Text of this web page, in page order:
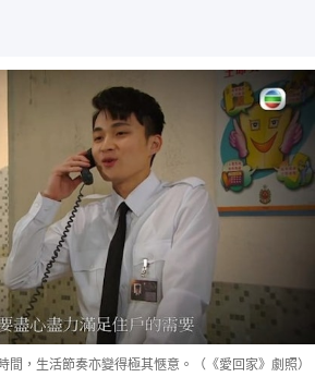
間，生活節奏亦變得極其愜意。（《愛回家》劇照）